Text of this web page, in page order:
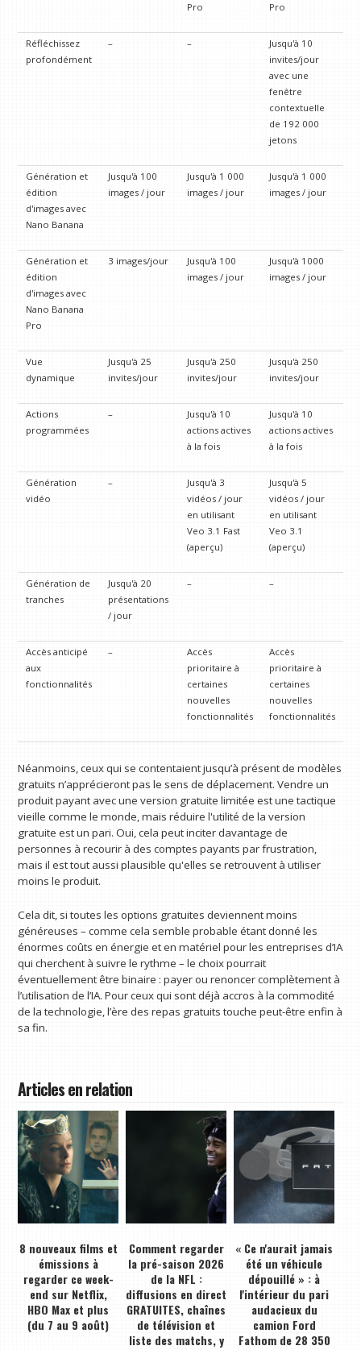
Pro
Pro
Réfléchissez
profondément
– –
Jusqu'à 10
invites/jour
avec une
fenêtre
contextuelle
de 192 000
jetons
Génération et
édition
d'images avec
Nano Banana
Jusqu'à 100
images / jour
Jusqu'à 1 000
images / jour
Jusqu'à 1 000
images / jour
Génération et
édition
d'images avec
Nano Banana
Pro
3 images/jour
Jusqu'à 100
images / jour
Jusqu'à 1000
images / jour
Vue
dynamique
Jusqu'à 25
invites/jour
Jusqu'à 250
invites/jour
Jusqu'à 250
invites/jour
Actions
programmées
–
Jusqu'à 10
actions actives
à la fois
Jusqu'à 10
actions actives
à la fois
Génération
vidéo
–
Jusqu'à 3
vidéos / jour
en utilisant
Veo 3.1 Fast
(aperçu)
Jusqu'à 5
vidéos / jour
en utilisant
Veo 3.1
(aperçu)
Génération de
tranches
Jusqu'à 20
présentations
/ jour
– –
Accès anticipé
aux
fonctionnalités
–
Accès
prioritaire à
certaines
nouvelles
fonctionnalités
Accès
prioritaire à
certaines
nouvelles
fonctionnalités
Néanmoins, ceux qui se contentaient jusqu’à présent de modèles
gratuits n’apprécieront pas le sens de déplacement. Vendre un
produit payant avec une version gratuite limitée est une tactique
vieille comme le monde, mais réduire l'utilité de la version
gratuite est un pari. Oui, cela peut inciter davantage de
personnes à recourir à des comptes payants par frustration,
mais il est tout aussi plausible qu'elles se retrouvent à utiliser
moins le produit.
Cela dit, si toutes les options gratuites deviennent moins
généreuses – comme cela semble probable étant donné les
énormes coûts en énergie et en matériel pour les entreprises d’IA
qui cherchent à suivre le rythme – le choix pourrait
éventuellement être binaire : payer ou renoncer complètement à
l’utilisation de l’IA. Pour ceux qui sont déjà accros à la commodité
de la technologie, l’ère des repas gratuits touche peut-être enfin à
sa fin.
Articles en relation
8 nouveaux films et
émissions à
regarder ce week-
end sur Netflix,
HBO Max et plus
(du 7 au 9 août)
Comment regarder
la pré-saison 2026
de la NFL :
diffusions en direct
GRATUITES, chaînes
de télévision et
liste des matchs, y
« Ce n'aurait jamais
été un véhicule
dépouillé » : à
l'intérieur du pari
audacieux du
camion Ford
Fathom de 28 350